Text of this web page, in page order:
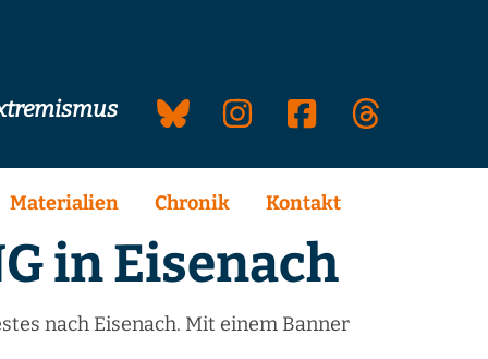
Materialien Chronik Kontakt
in Eisenach
nach Eisenach. Mit einem Banner